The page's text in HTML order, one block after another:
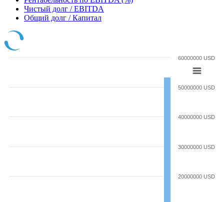
Чистый долг / EBITDA
Общий долг / Капитал
20000000 USD
30000000 USD
40000000 USD
50000000 USD
60000000 USD